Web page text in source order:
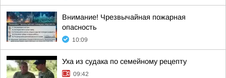
Внимание! Чрезвычайная пожарная
опасность
10:09
Уха из судака по семейному рецепту
09:42